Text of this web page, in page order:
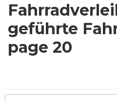
geführte
page 20